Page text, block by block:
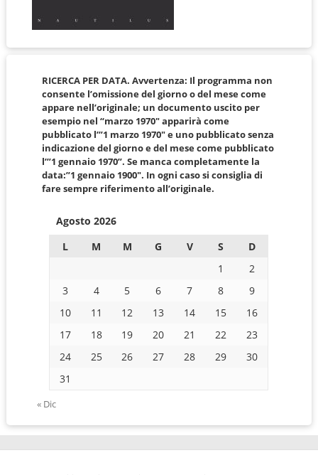
RICERCA PER DATA. Avvertenza: Il programma non
consente l’omissione del giorno o del mese come
appare nell’originale; un documento uscito per
esempio nel “marzo 1970″ apparirà come
pubblicato l’”1 marzo 1970″ e uno pubblicato senza
indicazione del giorno e del mese come pubblicato
l’”1 gennaio 1970”. Se manca completamente la
data:”1 gennaio 1900″. In ogni caso si consiglia di
fare sempre riferimento all’originale.
Agosto 2026
L
M M G V S
D
1
2
3
4 5 6 7 8
9
10
11 12 13 14 15
16
17
18 19 20 21 22
23
24
25 26 27 28 29
30
31
« Dic